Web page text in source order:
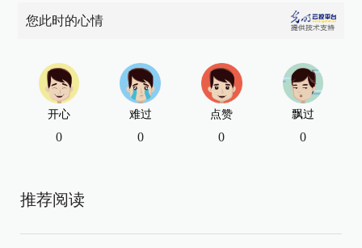
您此时的心情
开心
0
难过
0
点赞
0
飘过
0
推荐阅读